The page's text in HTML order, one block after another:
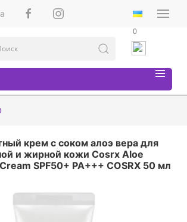
0
крем с соком алоэ вера для
и жирной кожи Cosrx Aloe
SPF50+ PA+++ COSRX 50 мл